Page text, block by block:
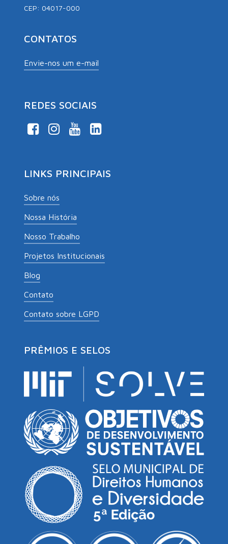
CEP: 04017-000
CONTATOS
Envie-nos um e-mail
REDES SOCIAIS
LINKS PRINCIPAIS
Sobre nós
Nossa História
Nosso Trabalho
Projetos Institucionais
Blog
Contato
Contato sobre LGPD
PRÊMIOS E SELOS